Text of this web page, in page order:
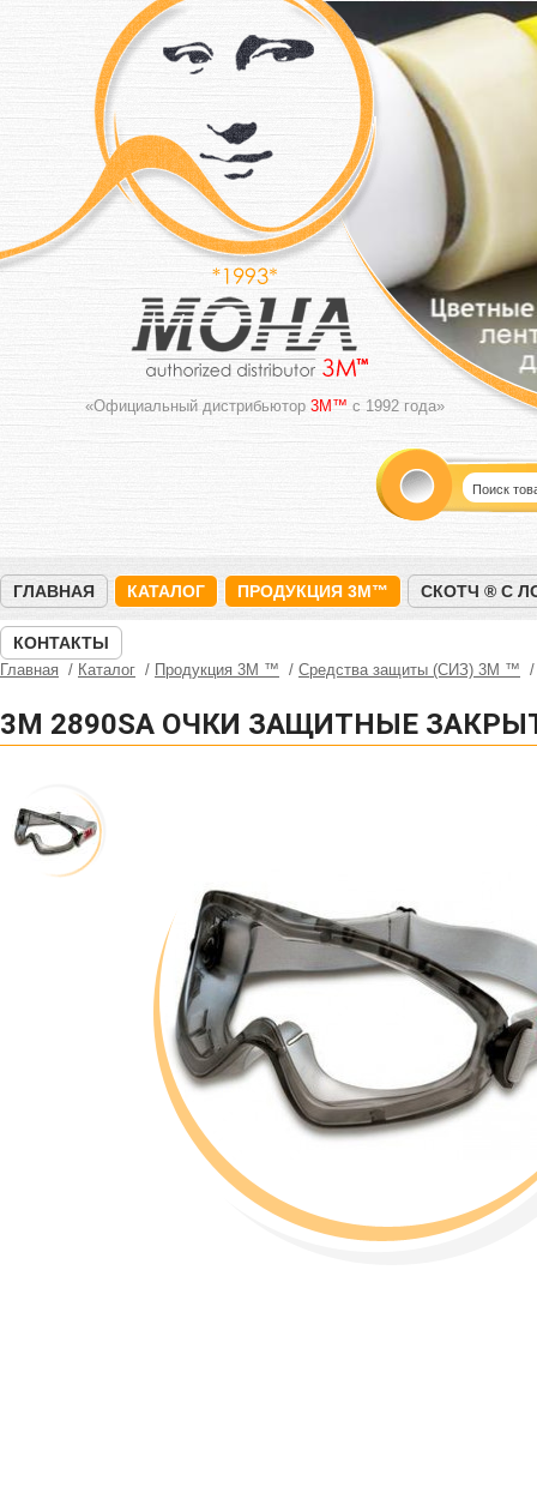
«Официальный дистрибьютор 3M™ с 1992 года»
ГЛАВНАЯ КАТАЛОГ ПРОДУКЦИЯ 3M™ СКОТЧ ® С
КОНТАКТЫ
Главная Каталог Продукция 3M ™ Средства защиты (СИЗ) 3M ™
3M 2890SA ОЧКИ ЗАЩИТНЫЕ